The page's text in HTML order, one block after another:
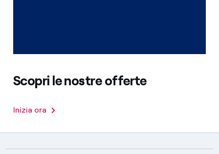
Scopri le nostre offerte
Inizia ora